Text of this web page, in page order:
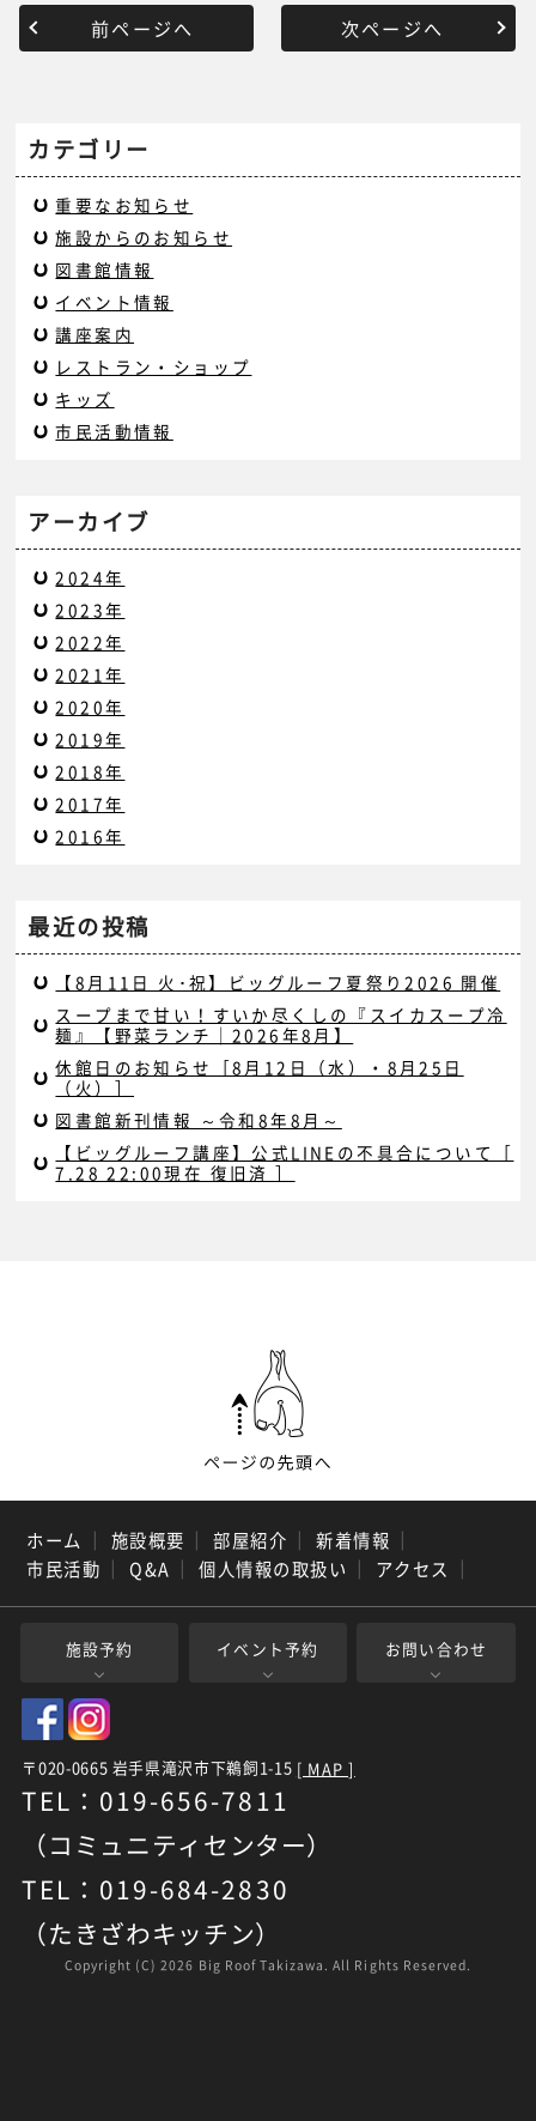
前ページへ 次ページへ
カテゴリー
重要なお知らせ
施設からのお知らせ
図書館情報
イベント情報
講座案内
レストラン・ショップ
キッズ
市民活動情報
アーカイブ
2024年
2023年
2022年
2021年
2020年
2019年
2018年
2017年
2016年
最近の投稿
【8月11日 火･祝】ビッグルーフ夏祭り2026 開催
スープまで甘い！すいか尽くしの『スイカスープ冷
麺』【野菜ランチ｜2026年8月】
休館日のお知らせ［8月12日（水）・8月25日
（火）］
図書館新刊情報 ～令和8年8月～
【ビッグルーフ講座】公式LINEの不具合について［
7.28 22:00現在 復旧済 ］
ホーム ｜ 施設概要 ｜ 部屋紹介 ｜ 新着情報 ｜
市民活動 ｜ Q&A ｜ 個人情報の取扱い ｜ アクセス ｜
施設予約 イベント予約 お問い合わせ
〒020-0665 岩手県滝沢市下鵜飼1-15 [ MAP ]
TEL：019-656-7811
（コミュニティセンター）
TEL：019-684-2830
（たきざわキッチン）
Copyright (C)2026 Big Roof Takizawa. All Rights Reserved.